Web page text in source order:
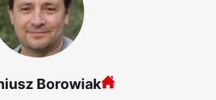
Borowiak